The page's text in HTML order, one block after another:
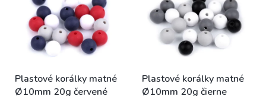
odPlastové korálky matné
Ø10mm 20g červené
Plastové korálky matné
Ø10mm 20g čierne